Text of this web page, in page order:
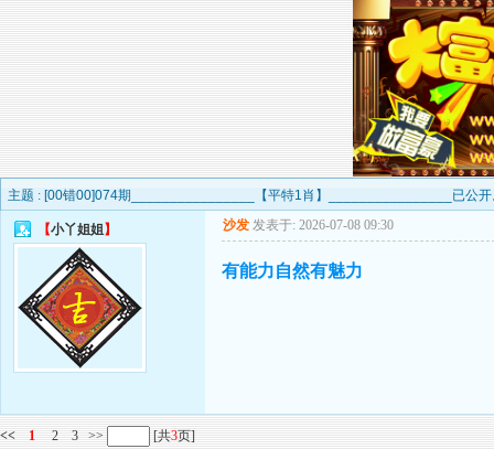
主题 : [00错00]074期________________【平特1肖】________________已公
【小丫姐姐】 沙发 发表于: 2026-07-08 09:30
有能力自然有魅力
<< 1 2 3 >> [共3页]